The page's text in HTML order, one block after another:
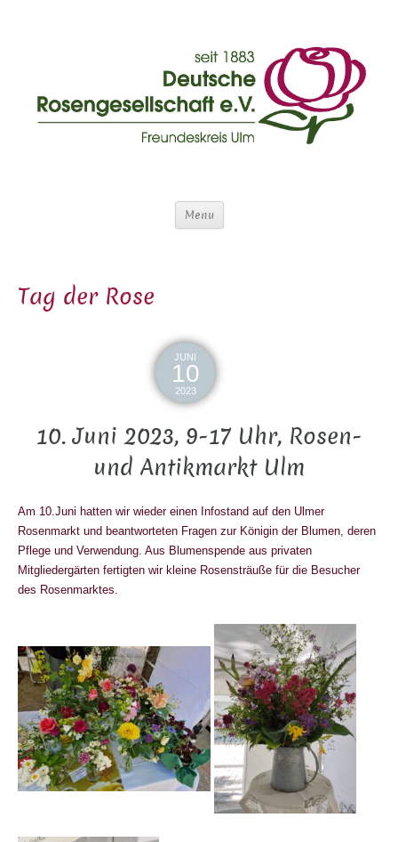
Menu
Tag der Rose
JUNI
10
2023
10. Juni 2023, 9-17 Uhr, Rosen-
und Antikmarkt Ulm
Am 10.Juni hatten wir wieder einen Infostand auf den Ulmer
Rosenmarkt und beantworteten Fragen zur Königin der Blumen, deren
Pflege und Verwendung. Aus Blumenspende aus privaten
Mitgliedergärten fertigten wir kleine Rosensträuße für die Besucher
des Rosenmarktes.